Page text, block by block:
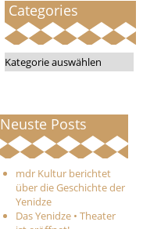
Categories
Categories
Neuste Posts
mdr Kultur berichtet
über die Geschichte der
Yenidze
Das Yenidze • Theater